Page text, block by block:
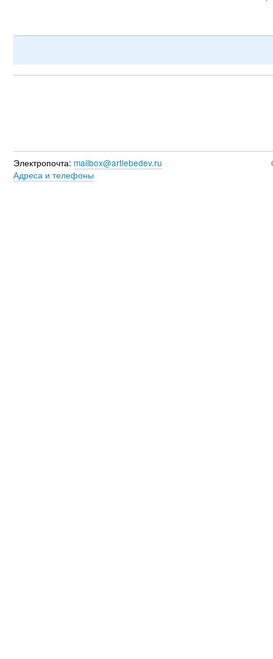
Электропочта: mailbox@artlebedev.ru
Адреса и телефоны